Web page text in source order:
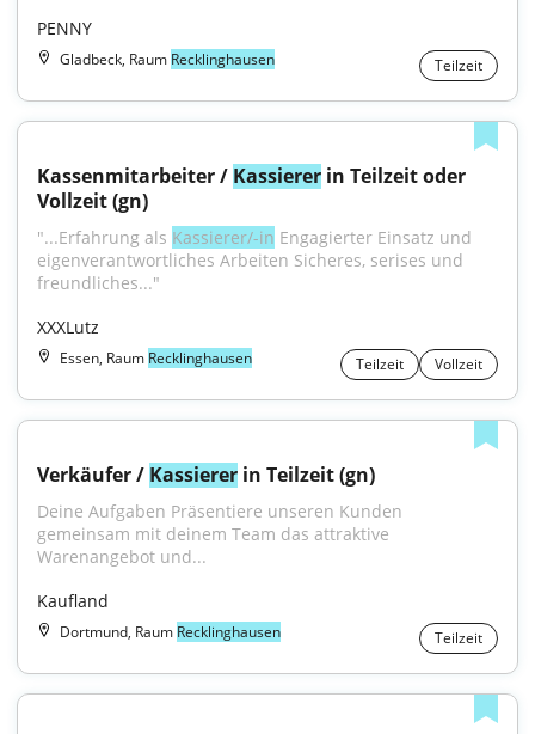
PENNY
Gladbeck, Raum Recklinghausen Teilzeit
Kassenmitarbeiter / Kassierer in Teilzeit oder
Vollzeit (gn)
"...Erfahrung als Kassierer/-in Engagierter Einsatz und
eigenverantwortliches Arbeiten Sicheres, serises und
freundliches..."
XXXLutz
Essen, Raum Recklinghausen Teilzeit Vollzeit
Verkäufer / Kassierer in Teilzeit (gn)
Deine Aufgaben Präsentiere unseren Kunden
gemeinsam mit deinem Team das attraktive
Warenangebot und...
Kaufland
Dortmund, Raum Recklinghausen Teilzeit